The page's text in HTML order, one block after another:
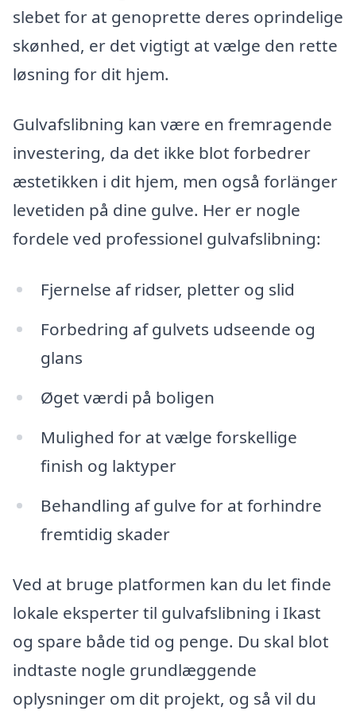
slebet for at genoprette deres oprindelige
skønhed, er det vigtigt at vælge den rette
løsning for dit hjem.
Gulvafslibning kan være en fremragende
investering, da det ikke blot forbedrer
æstetikken i dit hjem, men også forlänger
levetiden på dine gulve. Her er nogle
fordele ved professionel gulvafslibning:
Fjernelse af ridser, pletter og slid
Forbedring af gulvets udseende og
glans
Øget værdi på boligen
Mulighed for at vælge forskellige
finish og laktyper
Behandling af gulve for at forhindre
fremtidig skader
Ved at bruge platformen kan du let finde
lokale eksperter til gulvafslibning i Ikast
og spare både tid og penge. Du skal blot
indtaste nogle grundlæggende
oplysninger om dit projekt, og så vil du